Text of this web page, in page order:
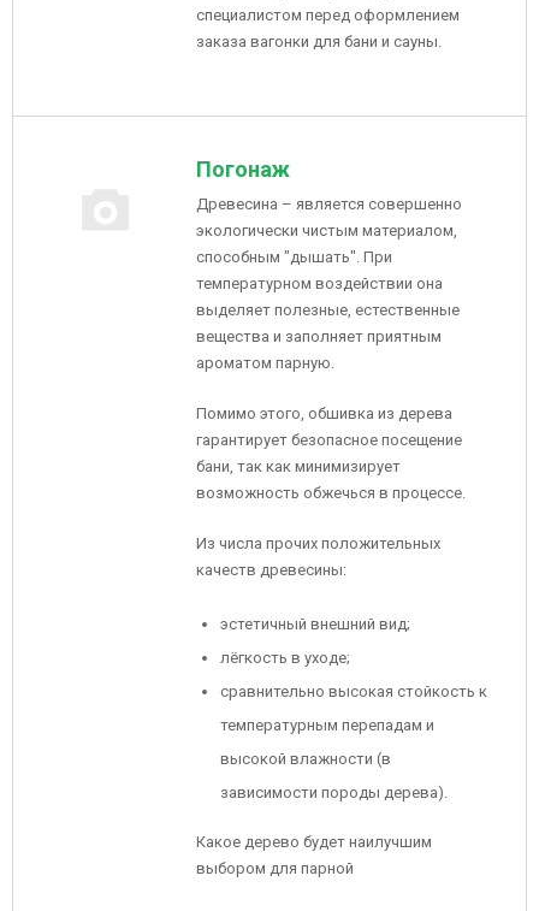
специалистом перед оформлением
заказа вагонки для бани и сауны.
Погонаж
Древесина – является совершенно
экологически чистым материалом,
способным "дышать". При
температурном воздействии она
выделяет полезные, естественные
вещества и заполняет приятным
ароматом парную.
Помимо этого, обшивка из дерева
гарантирует безопасное посещение
бани, так как минимизирует
возможность обжечься в процессе.
Из числа прочих положительных
качеств древесины:
эстетичный внешний вид;
лёгкость в уходе;
сравнительно высокая стойкость к
температурным перепадам и
высокой влажности (в
зависимости породы дерева).
Какое дерево будет наилучшим
выбором для парной